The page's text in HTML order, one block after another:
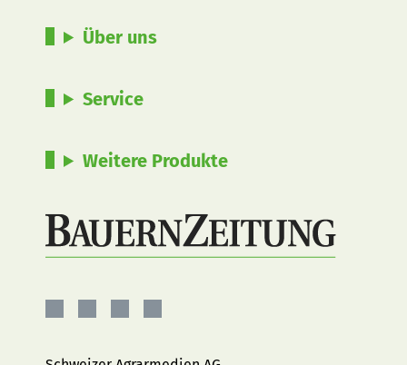
Über uns
Service
Weitere Produkte
Facebook
Instagram
YouTubeLinkedIn